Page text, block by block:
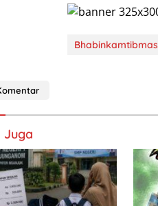
Bhabinkamtibmas
Juga